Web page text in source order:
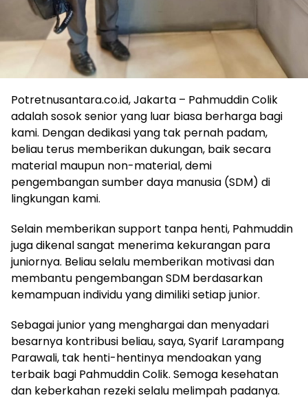
Potretnusantara.co.id, Jakarta – Pahmuddin Colik
adalah sosok senior yang luar biasa berharga bagi
kami. Dengan dedikasi yang tak pernah padam,
beliau terus memberikan dukungan, baik secara
material maupun non-material, demi
pengembangan sumber daya manusia (SDM) di
lingkungan kami.
Selain memberikan support tanpa henti, Pahmuddin
juga dikenal sangat menerima kekurangan para
juniornya. Beliau selalu memberikan motivasi dan
membantu pengembangan SDM berdasarkan
kemampuan individu yang dimiliki setiap junior.
Sebagai junior yang menghargai dan menyadari
besarnya kontribusi beliau, saya, Syarif Larampang
Parawali, tak henti-hentinya mendoakan yang
terbaik bagi Pahmuddin Colik. Semoga kesehatan
dan keberkahan rezeki selalu melimpah padanya.